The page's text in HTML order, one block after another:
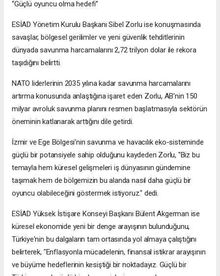
“Güçlü oyuncu olma hedefi”
ESİAD Yönetim Kurulu Başkanı Sibel Zorlu ise konuşmasında
savaşlar, bölgesel gerilimler ve yeni güvenlik tehditlerinin
dünyada savunma harcamalarını 2,72 trilyon dolar ile rekora
taşıdığını belirtti.
NATO liderlerinin 2035 yılına kadar savunma harcamalarını
artırma konusunda anlaştığına işaret eden Zorlu, AB'nin 150
milyar avroluk savunma planını resmen başlatmasıyla sektörün
öneminin katlanarak arttığını dile getirdi.
İzmir ve Ege Bölgesi'nin savunma ve havacılık eko-sisteminde
güçlü bir potansiyele sahip olduğunu kaydeden Zorlu, "Biz bu
temayla hem küresel gelişmeleri iş dünyasının gündemine
taşımak hem de bölgemizin bu alanda nasıl daha güçlü bir
oyuncu olabileceğini göstermek istiyoruz." dedi.
ESİAD Yüksek İstişare Konseyi Başkanı Bülent Akgerman ise
küresel ekonomide yeni bir denge arayışının bulunduğunu,
Türkiye'nin bu dalgaların tam ortasında yol almaya çalıştığını
belirterek, "Enflasyonla mücadelenin, finansal istikrar arayışının
ve büyüme hedeflerinin kesiştiği bir noktadayız. Güçlü bir